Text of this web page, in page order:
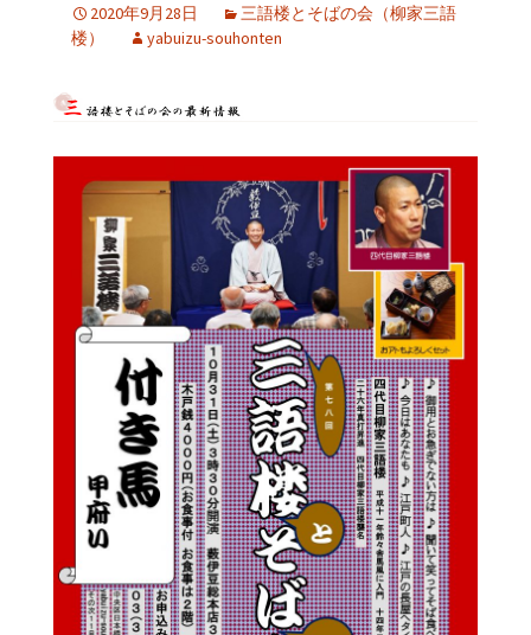
2020年9月28日
三語楼とそばの会（柳家三語
楼）
yabuizu-souhonten